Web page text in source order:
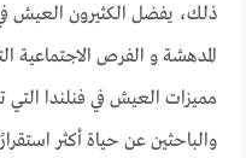
ذلك، يفضل الكثيرون العيش
المدهشة و الفرص
مميزات العيش في فنلندا التي
والباحثين عن حياة أكثر